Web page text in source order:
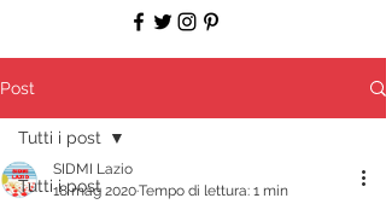
Post
Tutti i post
Tutti i post
SIDMI Lazio
18 mag 2020Tempo di lettura: 1 min